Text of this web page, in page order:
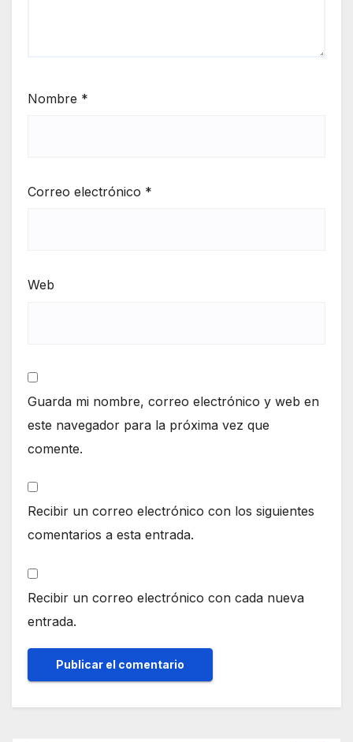
Nombre *
Correo electrónico *
Web
Guarda mi nombre, correo electrónico y web en
este navegador para la próxima vez que
comente.
Recibir un correo electrónico con los siguientes
comentarios a esta entrada.
Recibir un correo electrónico con cada nueva
entrada.